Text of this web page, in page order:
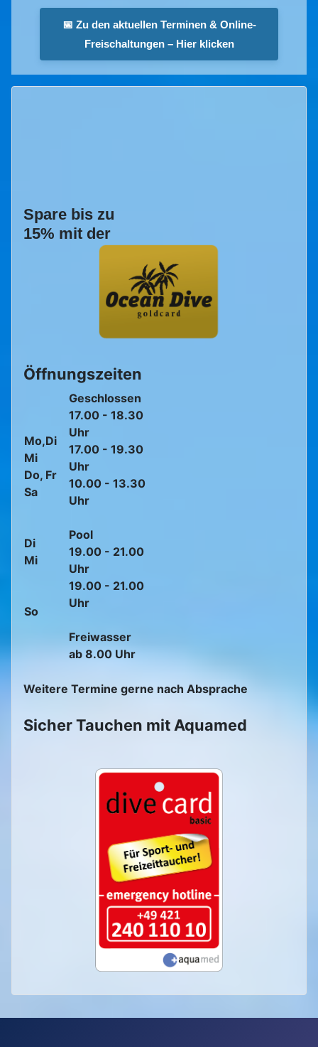
📅 Zu den aktuellen Terminen & Online-
Freischaltungen – Hier klicken
Spare bis zu
15% mit der
Öffnungszeiten
Mo,Di
Mi
Do, Fr
Sa
Di
Mi
So
Geschlossen
17.00 - 18.30
Uhr
17.00 - 19.30
Uhr
10.00 - 13.30
Uhr
Pool
19.00 - 21.00
Uhr
19.00 - 21.00
Uhr
Freiwasser
ab 8.00 Uhr
Weitere Termine gerne nach Absprache
Sicher Tauchen mit Aquamed